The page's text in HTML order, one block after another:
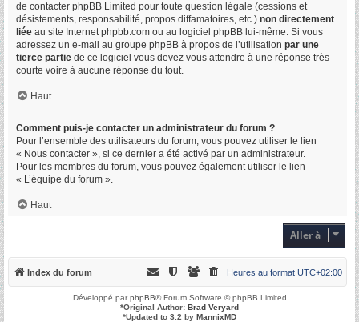
de contacter phpBB Limited pour toute question légale (cessions et
désistements, responsabilité, propos diffamatoires, etc.) non directement
liée au site Internet phpbb.com ou au logiciel phpBB lui-même. Si vous
adressez un e-mail au groupe phpBB à propos de l’utilisation par une
tierce partie de ce logiciel vous devez vous attendre à une réponse très
courte voire à aucune réponse du tout.
Haut
Comment puis-je contacter un administrateur du forum ?
Pour l’ensemble des utilisateurs du forum, vous pouvez utiliser le lien
« Nous contacter », si ce dernier a été activé par un administrateur.
Pour les membres du forum, vous pouvez également utiliser le lien
« L’équipe du forum ».
Haut
Aller à
Index du forum Heures au format UTC+02:00
Développé parphpBB® Forum Software © phpBB Limited
*Original Author: Brad Veryard
*Updated to 3.2 by MannixMD